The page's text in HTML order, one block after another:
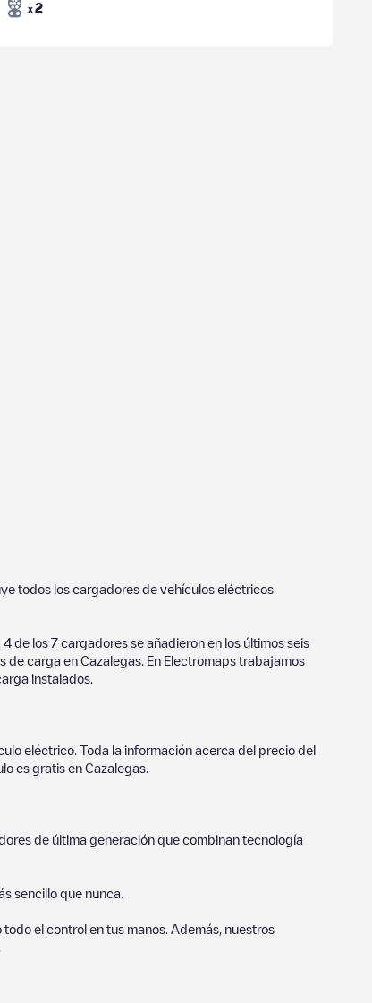
x 2
todos los cargadores de vehículos eléctricos
4 de los 7 cargadores se añadieron en los últimos seis
de carga en Cazalegas . En Electromaps trabajamos
instalados.
eléctrico. Toda la información acerca del precio del
es gratis en Cazalegas
de última generación que combinan tecnología
sencillo que nunca.
el control en tus manos. Además, nuestros